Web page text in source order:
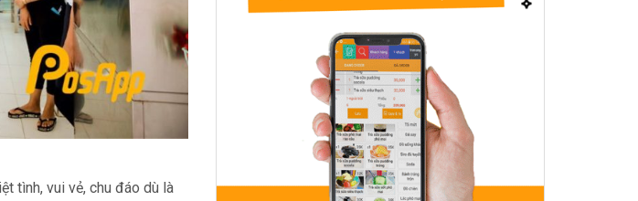
tình, vui vẻ, chu đáo dù là